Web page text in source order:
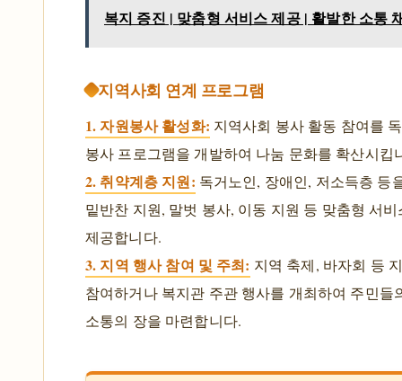
복지 증진 | 맞춤형 서비스 제공 | 활발한 소통
지역사회 연계 프로그램
1. 자원봉사 활성화: 지역사회 봉사 활동 참여를
봉사 프로그램을 개발하여 나눔 문화를 확산시킵
2. 취약계층 지원: 독거노인, 장애인, 저소득층 등
밑반찬 지원, 말벗 봉사, 이동 지원 등 맞춤형 서비
제공합니다.
3. 지역 행사 참여 및 주최: 지역 축제, 바자회 등
참여하거나 복지관 주관 행사를 개최하여 주민들
소통의 장을 마련합니다.